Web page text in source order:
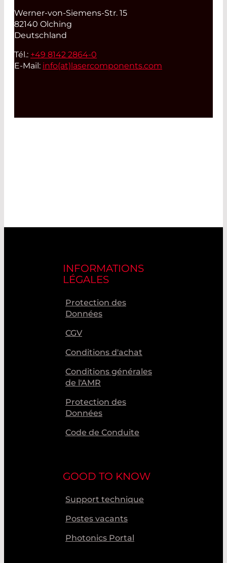
Werner-von-Siemens-Str. 15
82140 Olching
Deutschland
Tél.: +49 8142 2864-0
E-Mail: info(at)lasercomponents.com
INFORMATIONS
LÉGALES
Protection des
Données
CGV
Conditions d'achat
Conditions générales
de l'AMR
Protection des
Données
Code de Conduite
GOOD TO KNOW
Support technique
Postes vacants
Photonics Portal